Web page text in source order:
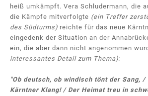
heiß umkämpft. Vera Schludermann, die
die Kämpfe mitverfolgte (ein Treffer
des Südturms) reichte für das neue
eingedenk der Situation an der
ein, die aber dann nicht angenommen
interessantes Detail zum Thema):
"Ob deutsch, ob windisch tönt der Sang,
Kärntner Klang! / Der Heimat treu in